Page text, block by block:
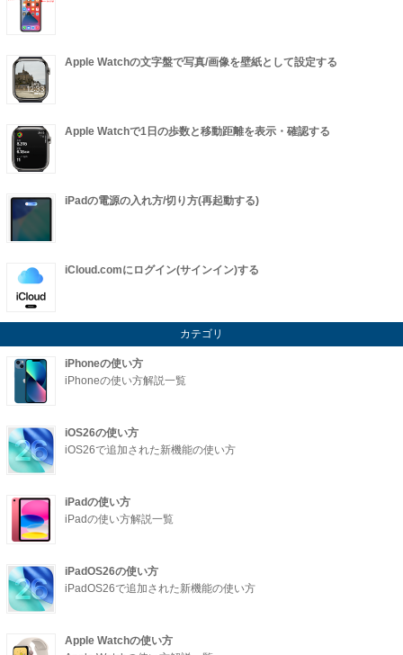
Apple Watchの文字盤で写真/画像を壁紙として設定する
Apple Watchで1日の歩数と移動距離を表示・確認する
iPadの電源の入れ方/切り方(再起動する)
iCloud.comにログイン(サインイン)する
カテゴリ
iPhoneの使い方
iPhoneの使い方解説一覧
iOS26の使い方
iOS26で追加された新機能の使い方
iPadの使い方
iPadの使い方解説一覧
iPadOS26の使い方
iPadOS26で追加された新機能の使い方
Apple Watchの使い方